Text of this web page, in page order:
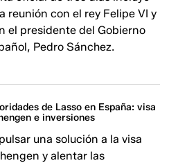
reunión con el rey Felipe VI y
el presidente del Gobierno
Pedro Sánchez.
de Lasso en España: visa
e inversiones
una solución a la visa
y alentar las